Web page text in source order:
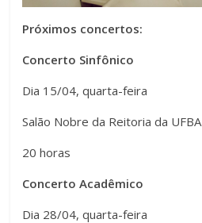
Próximos concertos:
Concerto Sinfônico
Dia 15/04, quarta-feira
Salão Nobre da Reitoria da UFBA
20 horas
Concerto Acadêmico
Dia 28/04, quarta-feira